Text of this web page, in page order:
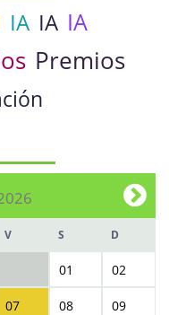
IA IA IA
Premios
V S D
01 02
07 08 09